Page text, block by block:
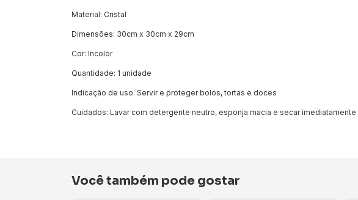
Material: Cristal
Dimensões: 30cm x 30cm x 29cm
Cor: Incolor
Quantidade: 1 unidade
Indicação de uso: Servir e proteger bolos, tortas e doces
Cuidados: Lavar com detergente neutro, esponja macia e secar imediatamente.
Você também pode gostar